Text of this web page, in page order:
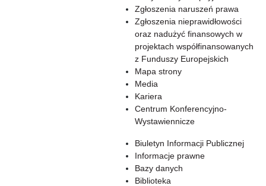
Zgłoszenia naruszeń prawa
Zgłoszenia nieprawidłowości
oraz nadużyć finansowych w
projektach współfinansowanych
z Funduszy Europejskich
Mapa strony
Media
Kariera
Centrum Konferencyjno-
Wystawiennicze
Biuletyn Informacji Publicznej
Informacje prawne
Bazy danych
Biblioteka